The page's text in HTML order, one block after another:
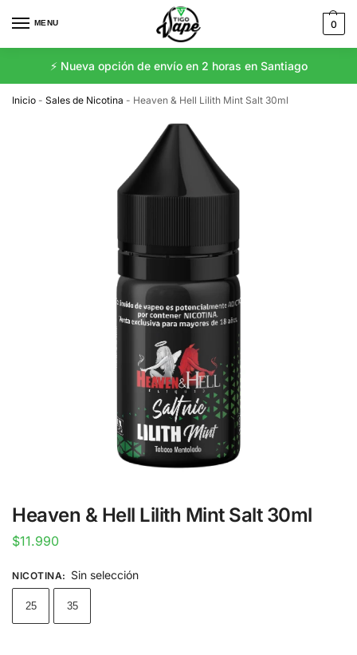
MENU 0
⚡️ Nueva opción de envío en 2 horas en Santiago
Inicio - Sales de Nicotina - Heaven & Hell Lilith Mint Salt 30ml
Heaven & Hell Lilith Mint Salt 30ml
$11.990
NICOTINA: Sin selección
25 35